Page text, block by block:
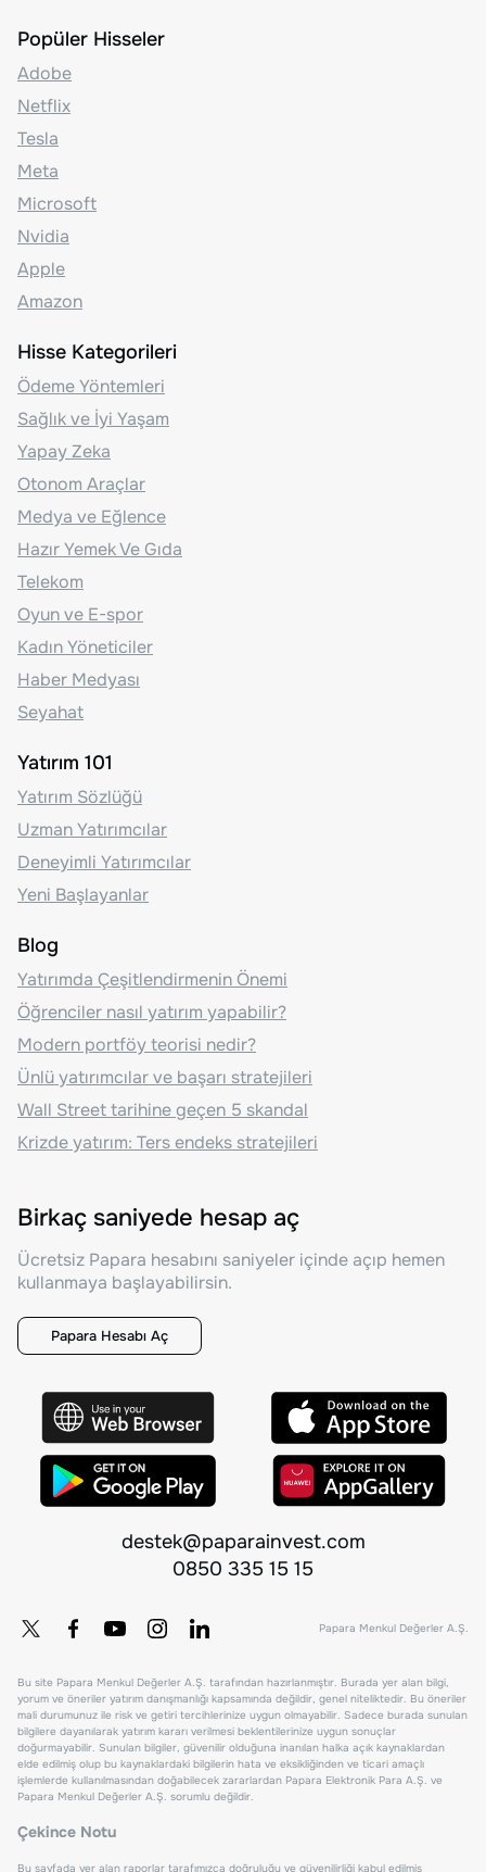
Popüler Hisseler
Adobe
Netflix
Tesla
Meta
Microsoft
Nvidia
Apple
Amazon
Hisse Kategorileri
Ödeme Yöntemleri
Sağlık ve İyi Yaşam
Yapay Zeka
Otonom Araçlar
Medya ve Eğlence
Hazır Yemek Ve Gıda
Telekom
Oyun ve E-spor
Kadın Yöneticiler
Haber Medyası
Seyahat
Yatırım 101
Yatırım Sözlüğü
Uzman Yatırımcılar
Deneyimli Yatırımcılar
Yeni Başlayanlar
Blog
Yatırımda Çeşitlendirmenin Önemi
Öğrenciler nasıl yatırım yapabilir?
Modern portföy teorisi nedir?
Ünlü yatırımcılar ve başarı stratejileri
Wall Street tarihine geçen 5 skandal
Krizde yatırım: Ters endeks stratejileri
Birkaç saniyede hesap aç
Ücretsiz Papara hesabını saniyeler içinde açıp hemen
kullanmaya başlayabilirsin.
Papara Hesabı Aç
destek@paparainvest.com
0850 335 15 15
Papara Menkul Değerler A.Ş.
Bu site Papara Menkul Değerler A.Ş. tarafından hazırlanmıştır. Burada yer alan bilgi,
yorum ve öneriler yatırım danışmanlığı kapsamında değildir, genel niteliktedir. Bu öneriler
mali durumunuz ile risk ve getiri tercihlerinize uygun olmayabilir. Sadece burada sunulan
bilgilere dayanılarak yatırım kararı verilmesi beklentilerinize uygun sonuçlar
doğurmayabilir. Sunulan bilgiler, güvenilir olduğuna inanılan halka açık kaynaklardan
elde edilmiş olup bu kaynaklardaki bilgilerin hata ve eksikliğinden ve ticari amaçlı
işlemlerde kullanılmasından doğabilecek zararlardan Papara Elektronik Para A.Ş. ve
Papara Menkul Değerler A.Ş. sorumlu değildir.
Çekince Notu
Bu sayfada yer alan raporlar tarafımızca doğruluğu ve güvenilirliği kabul edilmiş